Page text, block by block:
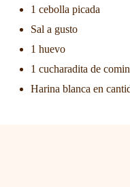
1 cebolla picada
Sal a gusto
1 huevo
1 cucharadita de
Harina blanca en